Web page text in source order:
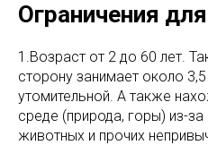
Ограничения
1.Возраст от 2 до 60 лет.
сторону занимает около
утомительной. А также
среде (природа, горы) из-за
животных и прочих